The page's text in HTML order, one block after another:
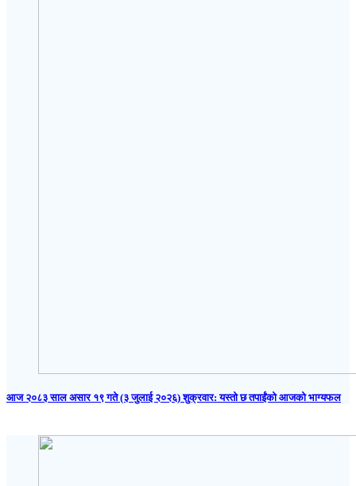
आज २०८३ साल असार १९ गते (३ जुलाई २०२६) शुक्रवार: यस्तो छ तपाईंको आजको भाग्यफल